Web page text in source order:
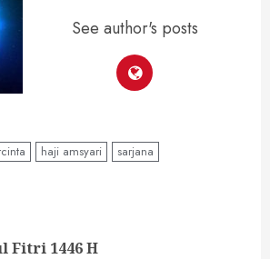
See author's posts
haji amsyari sarjana
Fitri 1446 H